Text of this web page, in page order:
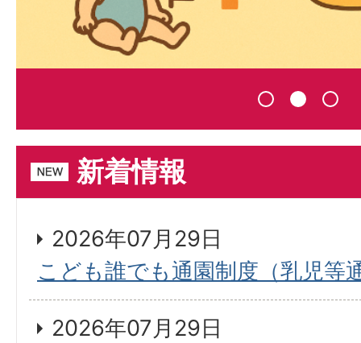
新着情報
2026年07月29日
こども誰でも通園制度（乳児等
2026年07月29日